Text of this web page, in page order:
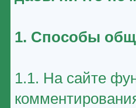
1. Способы
1.1. На сайте